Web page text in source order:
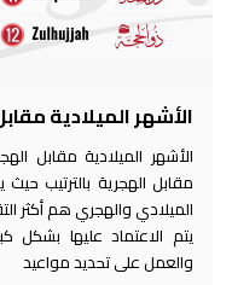
الأشهر الميلادية
الأشهر الميلادية مقابل
مقابل الهجرية بالترتيب
الميلادي والهجري هم أكثر
يتم الاعتماد عليها بشكل
والعمل على تحديد مواعيد